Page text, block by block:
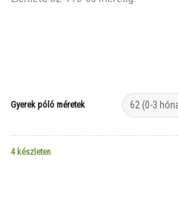
Gyerek póló méretek
4 készleten